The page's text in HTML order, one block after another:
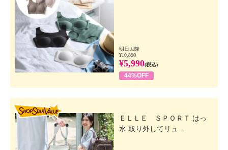
明日以降
¥10,890
¥5,990(税込)
44%OFF
ＥＬＬＥ ＳＰＯＲＴ はっ
水 取り外してリュ...